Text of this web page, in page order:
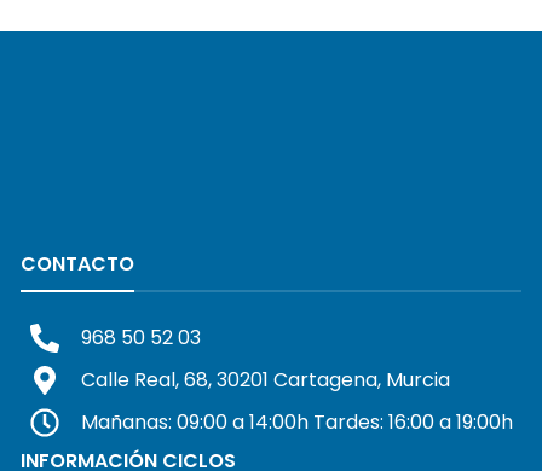
CONTACTO
968 50 52 03
Calle Real, 68, 30201 Cartagena, Murcia
Mañanas: 09:00 a 14:00h Tardes: 16:00 a 19:00h
INFORMACIÓN CICLOS